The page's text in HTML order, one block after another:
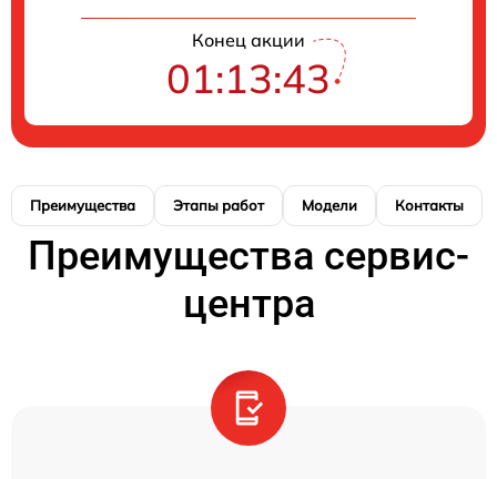
Конец акции
01:13:42
Преимущества Этапы работ Модели Контакты
Преимущества сервис-
центра